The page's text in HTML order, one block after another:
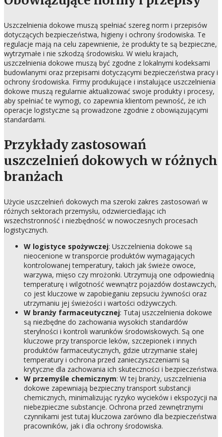
Uszczelnienia dokowe muszą spełniać szereg norm i przepisów
dotyczących bezpieczeństwa, higieny i ochrony środowiska. Te
regulacje mają na celu zapewnienie, że produkty te są bezpieczne,
wytrzymałe i nie szkodzą środowisku. W wielu krajach,
uszczelnienia dokowe muszą być zgodne z lokalnymi kodeksami
budowlanymi oraz przepisami dotyczącymi bezpieczeństwa pracy i
ochrony środowiska. Firmy produkujące i instalujące uszczelnienia
dokowe muszą regularnie aktualizować swoje produkty i procesy,
aby spełniać te wymogi, co zapewnia klientom pewność, że ich
operacje logistyczne są prowadzone zgodnie z obowiązującymi
standardami.
Przykłady zastosowań
uszczelnień dokowych w różnych
branżach
Użycie uszczelnień dokowych ma szeroki zakres zastosowań w
różnych sektorach przemysłu, odzwierciedlając ich
wszechstronność i niezbędność w nowoczesnych procesach
logistycznych.
W logistyce spożywczej: Uszczelnienia dokowe są
nieocenione w transporcie produktów wymagających
kontrolowanej temperatury, takich jak świeże owoce,
warzywa, mięso czy mrożonki. Utrzymują one odpowiednią
temperaturę i wilgotność wewnątrz pojazdów dostawczych,
co jest kluczowe w zapobieganiu zepsuciu żywności oraz
utrzymaniu jej świeżości i wartości odżywczych.
W branży farmaceutycznej: Tutaj uszczelnienia dokowe
są niezbędne do zachowania wysokich standardów
sterylności i kontroli warunków środowiskowych. Są one
kluczowe przy transporcie leków, szczepionek i innych
produktów farmaceutycznych, gdzie utrzymanie stałej
temperatury i ochrona przed zanieczyszczeniami są
krytyczne dla zachowania ich skuteczności i bezpieczeństwa.
W przemyśle chemicznym: W tej branży, uszczelnienia
dokowe zapewniają bezpieczny transport substancji
chemicznych, minimalizując ryzyko wycieków i ekspozycji na
niebezpieczne substancje. Ochrona przed zewnętrznymi
czynnikami jest tutaj kluczowa zarówno dla bezpieczeństwa
pracowników, jak i dla ochrony środowiska.